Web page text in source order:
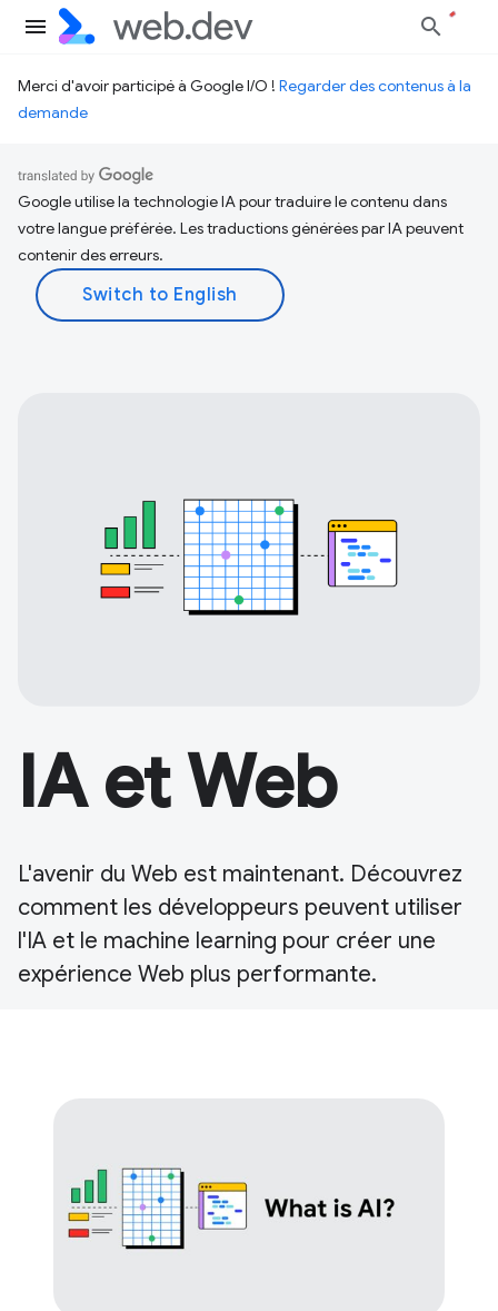
Merci d'avoir participé à Google I/O ! Regarder des contenus à la
demande
Google utilise la technologie IA pour traduire le contenu dans
votre langue préférée. Les traductions générées par IA peuvent
contenir des erreurs.
IA et Web
L'avenir du Web est maintenant. Découvrez
comment les développeurs peuvent utiliser
l'IA et le machine learning pour créer une
expérience Web plus performante.